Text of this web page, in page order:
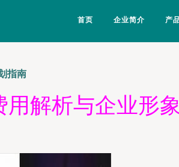
首页 企业简介 产
指南
解析与企业形